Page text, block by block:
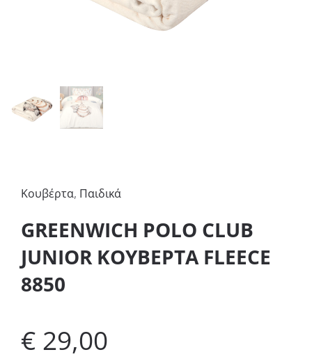
Κουβέρτα, Παιδικά
GREENWICH POLO CLUB
JUNIOR ΚΟΥΒΕΡΤΑ FLEECE
8850
€ 29,00